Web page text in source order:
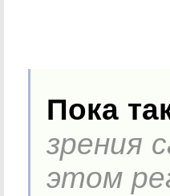
Пока
зрения
этом